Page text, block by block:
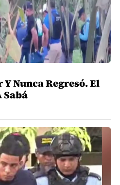
Nunca Regresó. El
Sabá